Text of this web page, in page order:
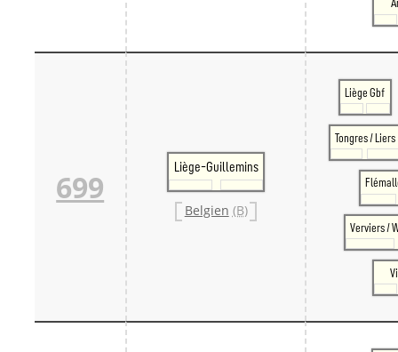
699
Liège-Guillemins
Belgien (B)
Liège Gbf
Tongres / Liers
Verviers /